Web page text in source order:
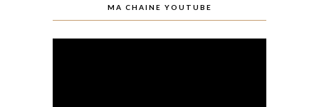
MA CHAINE YOUTUBE